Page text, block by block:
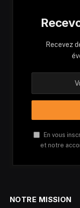
Recevez
En vous
et notre
NOTRE MISSION